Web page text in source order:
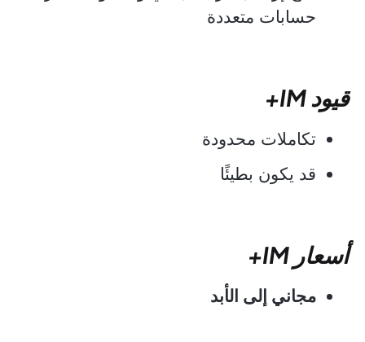
حسابات متعددة
قيود IM+
تكاملات محدودة
قد يكون بطيئًا
أسعار IM+
مجاني إلى الأبد